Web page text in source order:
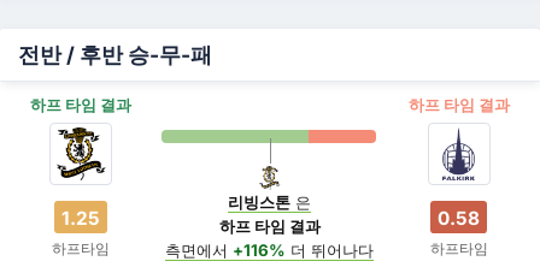
전반 / 후반 승-무-패
하프 타임 결과 하프 타임 결과
1.25
하프타임
리빙스톤 은
하프 타임 결과
측면에서 +116% 더 뛰어나다
0.58
하프타임